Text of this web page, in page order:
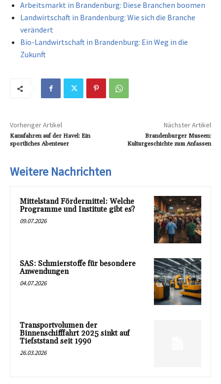
Arbeitsmarkt in Brandenburg: Diese Branchen boomen
Landwirtschaft in Brandenburg: Wie sich die Branche
verändert
Bio-Landwirtschaft in Brandenburg: Ein Weg in die
Zukunft
Vorheriger Artikel
Kanufahren auf der Havel: Ein
sportliches Abenteuer
Nächster Artikel
Brandenburger Museen:
Kulturgeschichte zum Anfassen
Weitere Nachrichten
Mittelstand Fördermittel: Welche
Programme und Institute gibt es?
09.07.2026
SAS: Schmierstoffe für besondere
Anwendungen
04.07.2026
Transportvolumen der
Binnenschifffahrt 2025 sinkt auf
Tiefststand seit 1990
26.03.2026